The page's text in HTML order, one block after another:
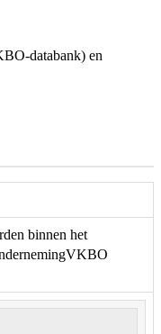
databank) en
binnen het